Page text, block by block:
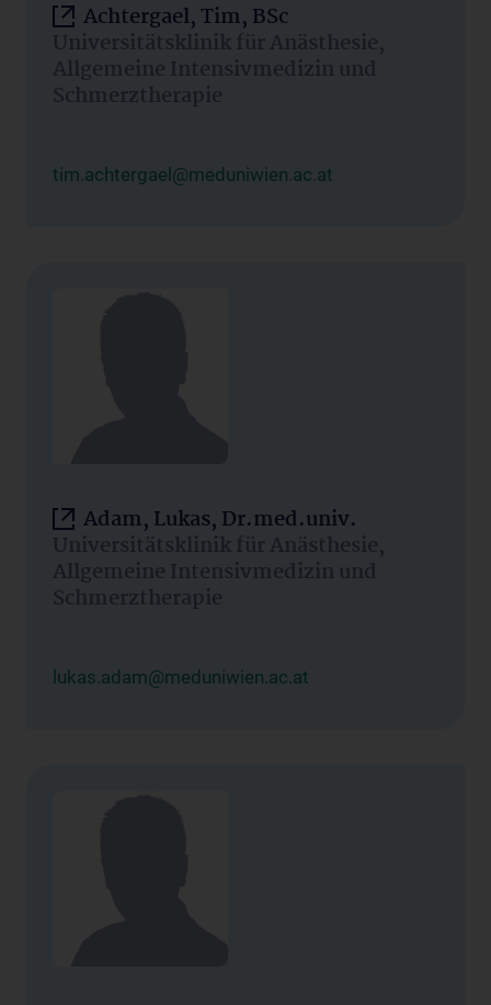
Achtergael, Tim, BSc
Universitätsklinik für Anästhesie,
Allgemeine Intensivmedizin und
Schmerztherapie
tim.achtergael@meduniwien.ac.at
Adam, Lukas, Dr.med.univ.
Universitätsklinik für Anästhesie,
Allgemeine Intensivmedizin und
Schmerztherapie
lukas.adam@meduniwien.ac.at